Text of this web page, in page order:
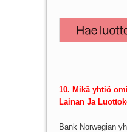
10. Mikä yhtiö
Lainan Ja
Bank Norwegian